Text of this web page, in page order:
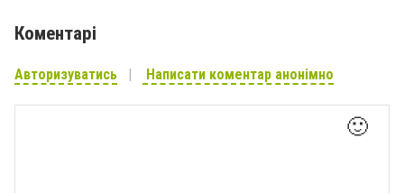
Коментарі
Авторизуватись Написати коментар анонімно
🙂